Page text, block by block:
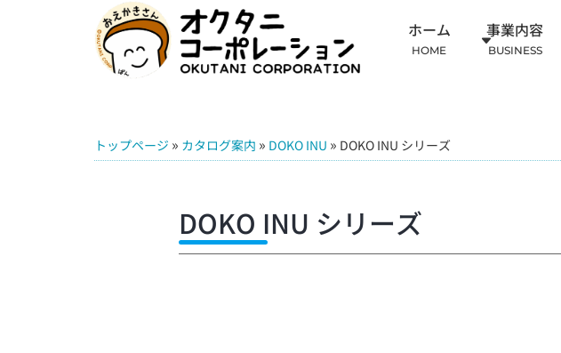
ホーム
HOME
事業内容
BUSINESS
トップページ » カタログ案内 » DOKO INU » DOKO INU シリーズ
DOKO INU シリーズ